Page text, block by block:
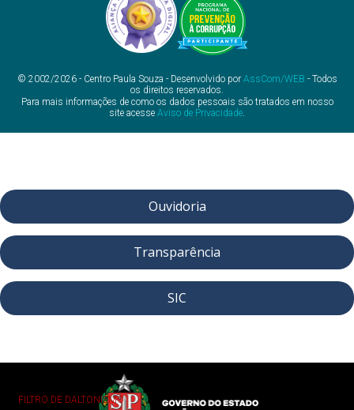
FILTRO DE DALTONISMO
© 2002/2026 - Centro Paula Souza - Desenvolvido por AssCom/WEB - Todos
os direitos reservados.
Para mais informações de como os dados pessoais são tratados em nosso
site acesse Aviso de Privacidade.
Ouvidoria
Transparência
SIC